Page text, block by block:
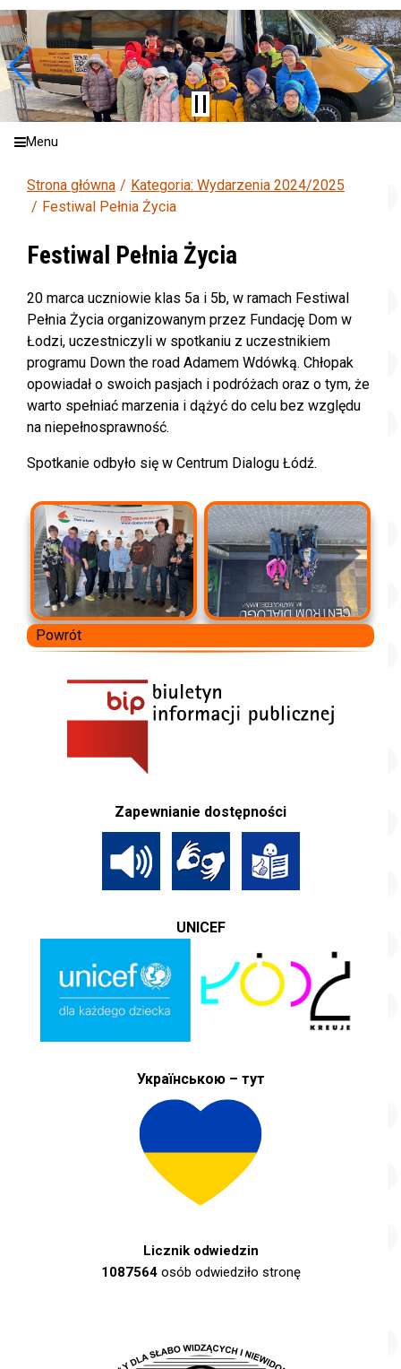
Menu
Strona główna
Kategoria: Wydarzenia 2024/2025
Festiwal Pełnia Życia
Festiwal Pełnia Życia
20 marca uczniowie klas 5a i 5b, w ramach Festiwal
Pełnia Życia organizowanym przez Fundację Dom w
Łodzi, uczestniczyli w spotkaniu z uczestnikiem
programu Down the road Adamem Wdówką. Chłopak
opowiadał o swoich pasjach i podróżach oraz o tym, że
warto spełniać marzenia i dążyć do celu bez względu
na niepełnosprawność.
Spotkanie odbyło się w Centrum Dialogu Łódź.
Powrót
Zapewnianie dostępności
UNICEF
Українською – тут
Licznik odwiedzin
1087564osób odwiedziło stronę